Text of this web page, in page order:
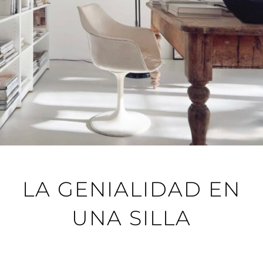
LA GENIALIDAD EN
UNA SILLA